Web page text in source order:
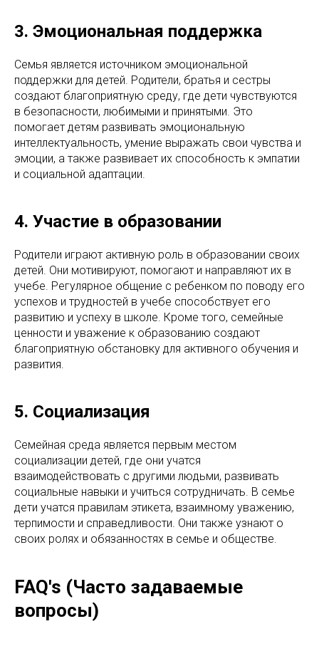
3. Эмоциональная поддержка
Семья является источником эмоциональной
поддержки для детей. Родители, братья и сестры
создают благоприятную среду, где дети чувствуются
в безопасности, любимыми и принятыми. Это
помогает детям развивать эмоциональную
интеллектуальность, умение выражать свои чувства и
эмоции, а также развивает их способность к эмпатии
и социальной адаптации.
4. Участие в образовании
Родители играют активную роль в образовании своих
детей. Они мотивируют, помогают и направляют их в
учебе. Регулярное общение с ребенком по поводу его
успехов и трудностей в учебе способствует его
развитию и успеху в школе. Кроме того, семейные
ценности и уважение к образованию создают
благоприятную обстановку для активного обучения и
развития.
5. Социализация
Семейная среда является первым местом
социализации детей, где они учатся
взаимодействовать с другими людьми, развивать
социальные навыки и учиться сотрудничать. В семье
дети учатся правилам этикета, взаимному уважению,
терпимости и справедливости. Они также узнают о
своих ролях и обязанностях в семье и обществе.
FAQ's (Часто задаваемые
вопросы)